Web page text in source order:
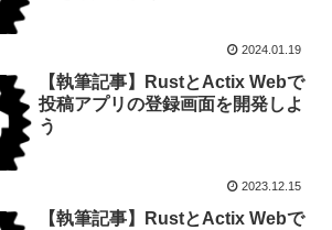
2024.01.19
【執筆記事】RustとActix Webで
投稿アプリの登録画面を開発しよ
う
2023.12.15
【執筆記事】RustとActix Webで